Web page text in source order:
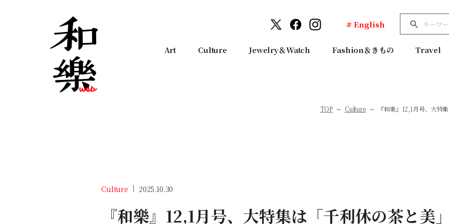
# English
Art Culture Jewelry＆Watch Fashion＆きもの Travel
TOP Culture 『和樂』12,1月号、大特
Culture 2025.10.30
『和樂』12,1月号、大特集は「千利休の茶と美